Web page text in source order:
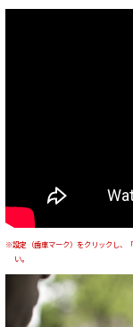
※設定（歯車マーク）をクリックし、
い。